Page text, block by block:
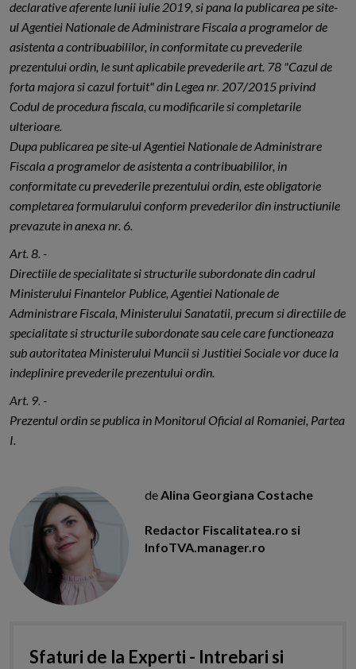
declarative aferente lunii iulie 2019, si pana la publicarea pe site-
ul Agentiei Nationale de Administrare Fiscala a programelor de
asistenta a contribuabililor, in conformitate cu prevederile
prezentului ordin, le sunt aplicabile prevederile art. 78 "Cazul de
forta majora si cazul fortuit" din Legea nr. 207/2015 privind
Codul de procedura fiscala, cu modificarile si completarile
ulterioare.
Dupa publicarea pe site-ul Agentiei Nationale de Administrare
Fiscala a programelor de asistenta a contribuabililor, in
conformitate cu prevederile prezentului ordin, este obligatorie
completarea formularului conform prevederilor din instructiunile
prevazute in anexa nr. 6.
Art. 8. -
Directiile de specialitate si structurile subordonate din cadrul
Ministerului Finantelor Publice, Agentiei Nationale de
Administrare Fiscala, Ministerului Sanatatii, precum si directiile de
specialitate si structurile subordonate sau cele care functioneaza
sub autoritatea Ministerului Muncii si Justitiei Sociale vor duce la
indeplinire prevederile prezentului ordin.
Art. 9. -
Prezentul ordin se publica in Monitorul Oficial al Romaniei, Partea
I.
deAlina Georgiana Costache
Redactor Fiscalitatea.ro si
InfoTVA.manager.ro
Sfaturi de la Experti - Intrebari si